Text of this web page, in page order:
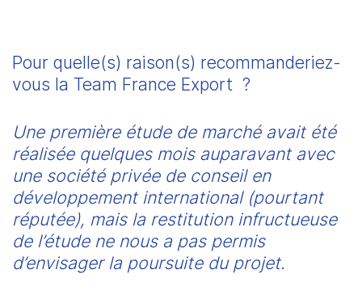
Pour quelle(s) raison(s) recommanderiez-
vous la Team France Export  ?
Une première étude de marché avait été
réalisée quelques mois auparavant avec
une société privée de conseil en
développement international (pourtant
réputée), mais la restitution infructueuse
de l’étude ne nous a pas permis
d’envisager la poursuite du projet.